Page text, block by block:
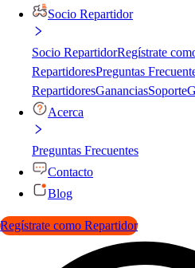
Socio Repartidor
Socio RepartidorRegístrate
RepartidoresPreguntas
RepartidoresGananciasSoporte
Acerca
Preguntas Frecuentes
Contacto
Blog
Regístrate como Repartidor